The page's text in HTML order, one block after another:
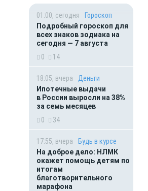
01:00, сегодня
Гороскоп
Подробный гороскоп для
всех знаков зодиака на
сегодня — 7 августа
0
14
18:05, вчера
Деньги
Ипотечные выдачи
в России выросли на 38%
за семь месяцев
0
34
17:55, вчера
Будь в курсе
На доброе дело: НЛМК
окажет помощь детям по
итогам
благотворительного
марафона